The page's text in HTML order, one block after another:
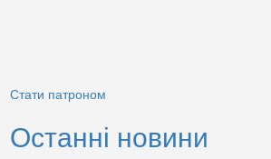
Стати патроном
Останні новини